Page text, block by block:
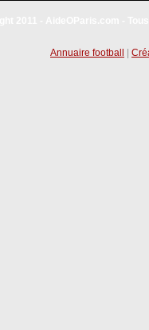
Annuaire football